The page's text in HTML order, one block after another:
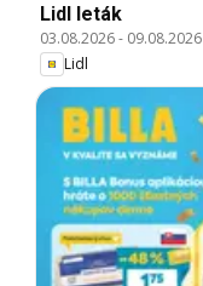
Lidl leták
03.08.2026- 09.08.2026
Lidl